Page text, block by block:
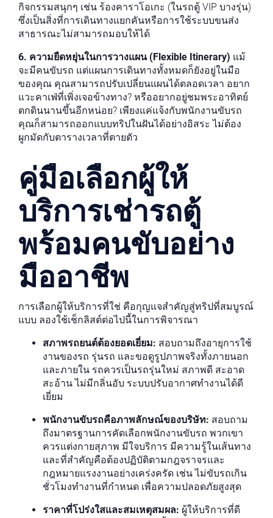
กิจกรรมสนุกๆ เช่น ร้องคาราโอเกะ (ในรถตู้ VIP บางรุ่น)
ซึ่งเป็นสิ่งที่การเดินทางแยกคันหรือการใช้ระบบขนส่ง
สาธารณะไม่สามารถมอบให้ได้
6. ความยืดหยุ่นในการวางแผน (Flexible Itinerary) แม้
จะมีคนขับรถ แต่แผนการเดินทางทั้งหมดก็ยังอยู่ในมือ
ของคุณ คุณสามารถปรับเปลี่ยนแผนได้ตลอดเวลา อยาก
แวะคาเฟ่ที่เพิ่งเจอข้างทาง? หรืออยากอยู่ชมพระอาทิตย์
ตกดินนานขึ้นอีกหน่อย? เพียงแค่แจ้งกับพนักงานขับรถ
คุณก็สามารถออกแบบทริปในฝันได้อย่างอิสระ ไม่ต้อง
ผูกมัดกับตารางเวลาที่ตายตัว
คู่มือเลือกผู้ให้
บริการเช่ารถตู้
พร้อมคนขับอย่าง
มืออาชีพ
การเลือกผู้ให้บริการที่ใช่ คือกุญแจสำคัญสู่ทริปที่สมบูรณ์
แบบ ลองใช้เช็กลิสต์ต่อไปนี้ในการพิจารณา
สภาพรถยนต์ต้องยอดเยี่ยม: สอบถามถึงอายุการใช้
งานของรถ รุ่นรถ และขอดูรูปภาพจริงทั้งภายนอก
และภายใน รถควรเป็นรถรุ่นใหม่ สภาพดี สะอาด
สะอ้าน ไม่มีกลิ่นอับ ระบบปรับอากาศทำงานได้ดี
เยี่ยม
พนักงานขับรถคือภาพลักษณ์ของบริษัท: สอบถาม
ถึงมาตรฐานการคัดเลือกพนักงานขับรถ พวกเขา
ควรแต่งกายสุภาพ มีใจบริการ มีความรู้ในเส้นทาง
และที่สำคัญคือต้องปฏิบัติตามกฎจราจรและ
กฎหมายแรงงานอย่างเคร่งครัด เช่น ไม่ขับรถเกิน
ชั่วโมงทำงานที่กำหนด เพื่อความปลอดภัยสูงสุด
ราคาที่โปร่งใสและสมเหตุสมผล: ผู้ให้บริการที่ดี